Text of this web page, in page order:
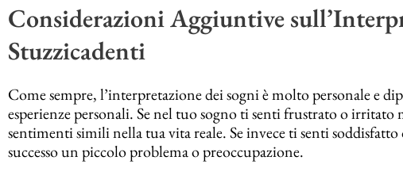
Considerazioni Aggiuntive
Stuzzicadenti
Come sempre, l’interpretazione dei sogni è molto personale e
esperienze personali. Se nel tuo sogno ti senti frustrato o
sentimenti simili nella tua vita reale. Se invece ti senti
successo un piccolo problema o preoccupazione.